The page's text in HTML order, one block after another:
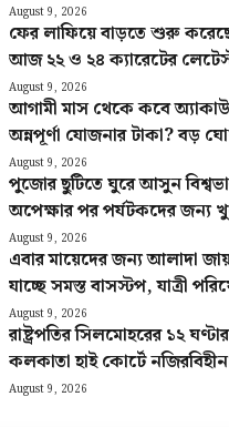
August 9, 2026
ফের লাফিয়ে বাড়তে শুরু
আজ ২২ ও ২৪ ক্যারেটের
নিন
August 9, 2026
আগামী মাস থেকে কবে
অন্নপূর্ণা যোজনার টাকা? বড়
August 9, 2026
পুজোর ছুটিতে ঘুরে আসুন
অপেক্ষার পর পর্যটকদের জন্য
শান্তিনিকেতন গৃহ
August 9, 2026
এবার মায়েদের জন্য আলাদা
যাচ্ছে সমস্ত বাসস্টপ, যাত্রী পরিষেবার আর কী
কী পরিবর্তন?
August 9, 2026
রাষ্ট্রপতির সিলমোহরের ১২
কলকাতা হাই কোর্টে
August 9, 2026